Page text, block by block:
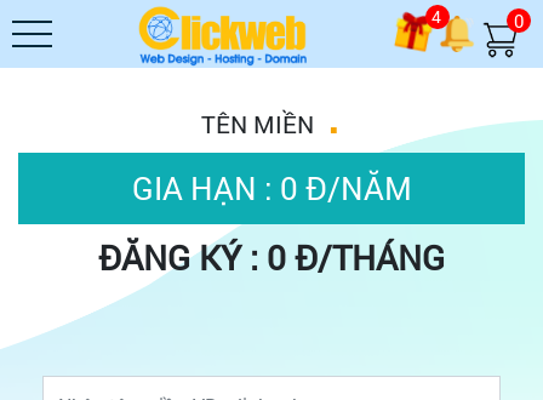
4 0
TÊN MIỀN .
GIA HẠN : 0 Đ/NĂM
ĐĂNG KÝ : 0 Đ/THÁNG